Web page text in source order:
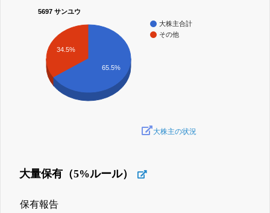
5697 サンユウ
大株主合計
その他
34.5%
65.5%
大株主の状況
大量保有（5%ルール）
保有報告